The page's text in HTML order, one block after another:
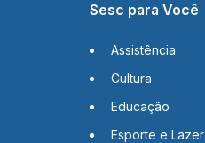
Sesc para Você
Assistência
Cultura
Educação
Esporte e Lazer